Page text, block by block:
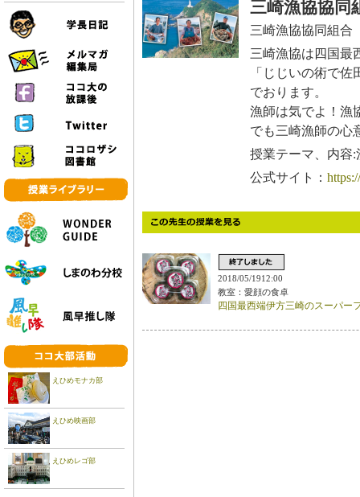
えひめモナカ部
えひめ映画部
えひめレゴ部
三崎漁協協同
三崎漁協協同組合
三崎漁協は四国最
「じじいの術で
でおります。
漁師は気でよ！漁
でも三崎漁師の心
授業テーマ、内容
公式サイト：
2018/05/1912:00
教室：愛顔の食卓
四国最西端伊方三崎のスーパー